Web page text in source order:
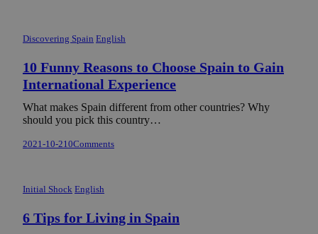
Discovering Spain English
10 Funny Reasons to Choose Spain to Gain
International Experience
What makes Spain different from other countries? Why
should you pick this country…
2021-10-210Comments
Initial Shock English
6 Tips for Living in Spain